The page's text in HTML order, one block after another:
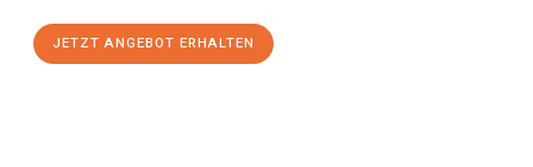
JETZT ANGEBOT ERHALTEN